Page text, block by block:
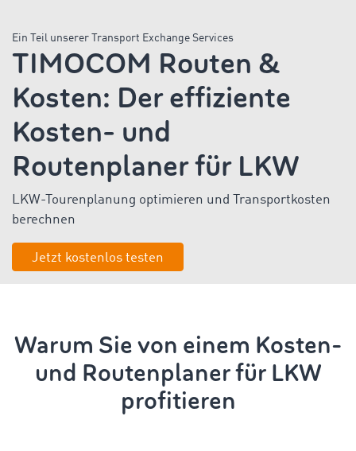
Ein Teil unserer Transport Exchange Services
TIMOCOM Routen &
Kosten: Der effiziente
Kosten- und
Routenplaner für LKW
LKW-Tourenplanung optimieren und
Transportkosten
berechnen
Jetzt kostenlos testen
Warum Sie von einem Kosten-
und Routenplaner für LKW
profitieren